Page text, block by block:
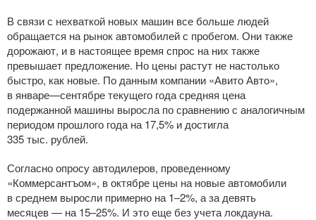
В связи с нехваткой новых машин все больше людей
обращается на рынок автомобилей с пробегом. Они также
дорожают, и в настоящее время спрос на них также
превышает предложение. Но цены растут не настолько
быстро, как новые. По данным компании «Авито Авто»,
в январе—сентябре текущего года средняя цена
подержанной машины выросла по сравнению с аналогичным
периодом прошлого года на 17,5% и достигла
335 тыс. рублей.
Согласно опросу автодилеров, проведенному
«Коммерсантъом», в октябре цены на новые автомобили
в среднем выросли примерно на 1–2%, а за девять
месяцев — на 15–25%. И это еще без учета локдауна.